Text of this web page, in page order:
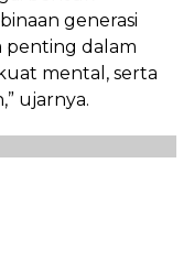
generasi
penting dalam
mental, serta
ujarnya.